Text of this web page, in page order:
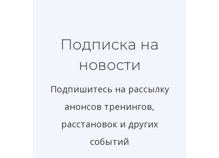
Подписка на
новости
Подпишитесь на рассылку
анонсов тренингов,
расстановок и других
событий